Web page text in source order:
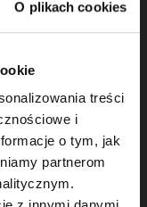
O plikach cookies
treści
i
o tym, jak
partnerom
dla
i
bram
przemysłowych i